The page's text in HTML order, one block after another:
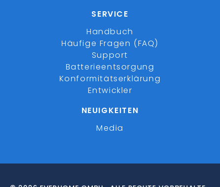
SERVICE
Handbuch
Häufige Fragen (FAQ)
Support
Batterieentsorgung
Konformitätserklärung
Entwickler
NEUIGKEITEN
Media